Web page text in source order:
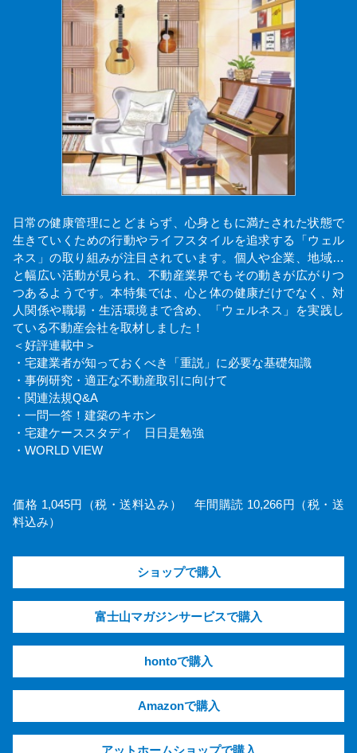
日常の健康管理にとどまらず、心身ともに満たされた状態で
生きていくための行動やライフスタイルを追求する「ウェル
ネス」の取り組みが注目されています。個人や企業、地域…
と幅広い活動が見られ、不動産業界でもその動きが広がりつ
つあるようです。本特集では、心と体の健康だけでなく、対
人関係や職場・生活環境まで含め、「ウェルネス」を実践し
ている不動産会社を取材しました！
＜好評連載中＞
・宅建業者が知っておくべき「重説」に必要な基礎知識
・事例研究・適正な不動産取引に向けて
・関連法規Q&A
・一問一答！建築のキホン
・宅建ケーススタディ 日日是勉強
・WORLD VIEW
価格 1,045円（税・送料込み） 年間購読 10,266円（税・送
料込み）
ショップで購入
富士山マガジンサービスで購入
hontoで購入
Amazonで購入